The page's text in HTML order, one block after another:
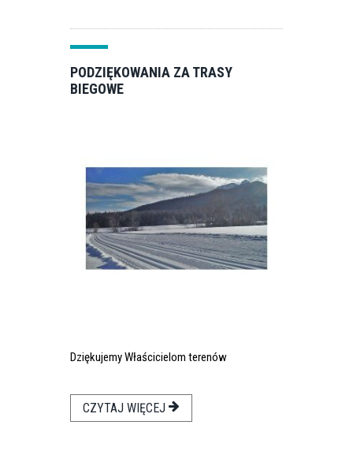
PODZIĘKOWANIA ZA TRASY
BIEGOWE
Dziękujemy Właścicielom terenów
CZYTAJ WIĘCEJ